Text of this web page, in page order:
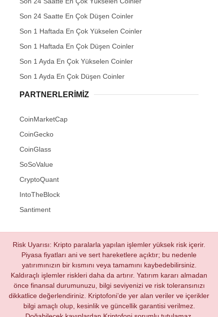
Son 24 Saatte En Çok Düşen Coinler
Son 1 Haftada En Çok Yükselen Coinler
Son 1 Haftada En Çok Düşen Coinler
Son 1 Ayda En Çok Yükselen Coinler
Son 1 Ayda En Çok Düşen Coinler
PARTNERLERIMIZ
CoinMarketCap
CoinGecko
CoinGlass
SoSoValue
CryptoQuant
IntoTheBlock
Santiment
Risk Uyarısı: Kripto paralarla yapılan işlemler yüksek risk içerir.
Piyasa fiyatları ani ve sert hareketlere açıktır; bu nedenle
yatırımınızın bir kısmını veya tamamını kaybedebilirsiniz.
Kaldıraçlı işlemler riskleri daha da artırır. Yatırım kararı almadan
önce finansal durumunuzu, bilgi seviyenizi ve risk toleransınızı
dikkatlice değerlendiriniz. Kriptofoni’de yer alan veriler ve içerikler
bilgi amaçlı olup, kesinlik ve güncellik garantisi verilmez.